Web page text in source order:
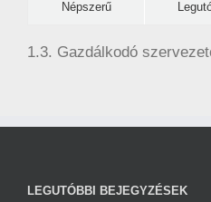
Népszerű
1.3. Gazdálkodó
LEGUTÓBBI BEJEGYZÉSEK